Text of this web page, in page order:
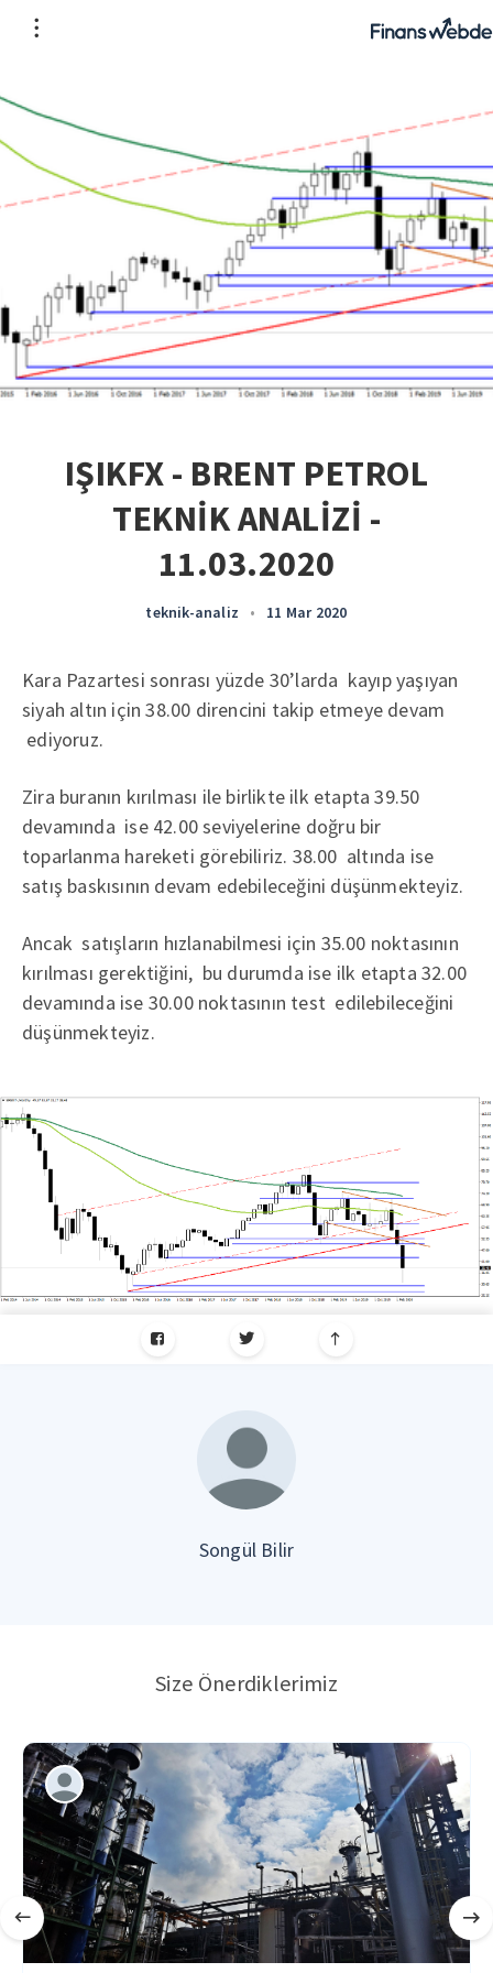
IŞIKFX - BRENT PETROL
TEKNİK ANALİZİ -
11.03.2020
teknik-analiz • 11 Mar 2020
Kara Pazartesi sonrası yüzde 30’larda kayıp yaşıyan
siyah altın için 38.00 direncini takip etmeye devam
ediyoruz.
Zira buranın kırılması ile birlikte ilk etapta 39.50
devamında ise 42.00 seviyelerine doğru bir
toparlanma hareketi görebiliriz. 38.00 altında ise
satış baskısının devam edebileceğini düşünmekteyiz.
Ancak satışların hızlanabilmesi için 35.00 noktasının
kırılması gerektiğini, bu durumda ise ilk etapta 32.00
devamında ise 30.00 noktasının test edilebileceğini
düşünmekteyiz.
Songül Bilir
Size Önerdiklerimiz